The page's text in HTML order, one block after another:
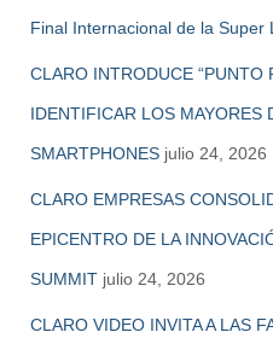
Final Internacional de la Super
CLARO INTRODUCE “PUNTO
IDENTIFICAR LOS MAYORES
SMARTPHONES julio 24, 2026
CLARO EMPRESAS
EPICENTRO DE LA
SUMMIT julio 24, 2026
CLARO VIDEO INVITA A LAS